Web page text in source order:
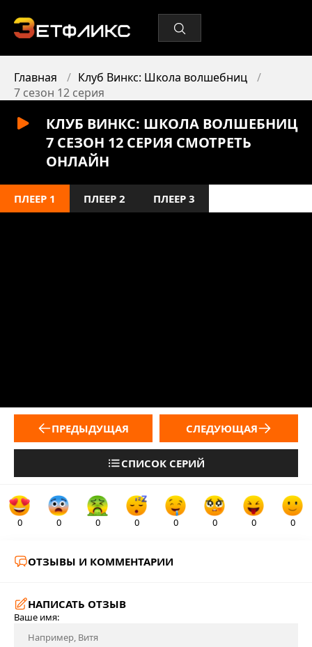
Главная
Клуб Винкс: Школа волшебниц
7 сезон 12 серия
КЛУБ ВИНКС: ШКОЛА ВОЛШЕБНИЦ
7 СЕЗОН 12 СЕРИЯ СМОТРЕТЬ
ОНЛАЙН
ПЛЕЕР 1 ПЛЕЕР 2 ПЛЕЕР 3
ПРЕДЫДУЩАЯ
СПИСОК СЕРИЙ
СЛЕДУЮЩАЯ
0 0 0 0 0 0 0 0
ОТЗЫВЫ И КОММЕНТАРИИ
НАПИСАТЬ ОТЗЫВ
Ваше имя: